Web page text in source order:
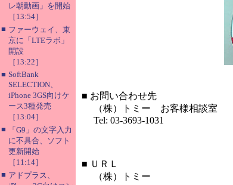
レ朝動画」を開始
［13:54］
■ ファーウェイ、東
京に「LTEラボ」
開設
［13:22］
■ SoftBank
SELECTION、
iPhone 3GS向けケ
ース3種発売
［13:04］
■
「G9」の文字入力
に不具合、ソフト
更新開始
［11:14］
■ アドプラス、
■ お問い合わせ先
（株）トミー お客様相談室
Tel: 03-3693-1031
■ ＵＲＬ
（株）トミー